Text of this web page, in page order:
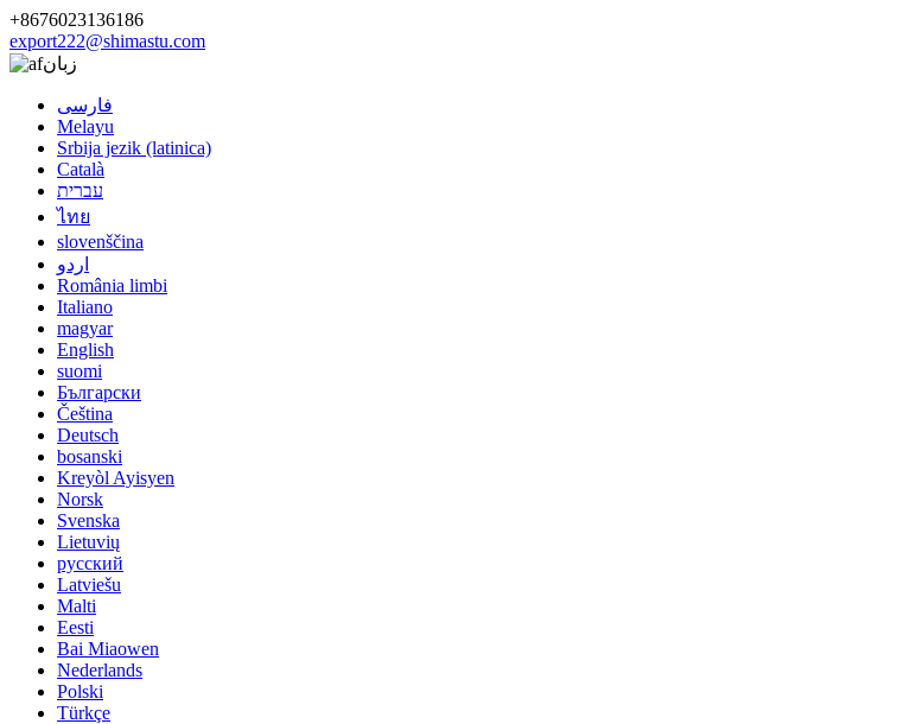
+8676023136186
export222@shimastu.com
زبان
فارسی
Melayu
Srbija jezik (latinica)
Català
עברית
ไทย
slovenščina
اردو
România limbi
Italiano
magyar
English
suomi
Български
Čeština
Deutsch
bosanski
Kreyòl Ayisyen
Norsk
Svenska
Lietuvių
русский
Latviešu
Malti
Eesti
Bai Miaowen
Nederlands
Polski
Türkçe